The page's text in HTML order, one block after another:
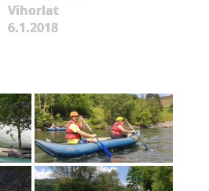
Vihorlat
6.1.2018